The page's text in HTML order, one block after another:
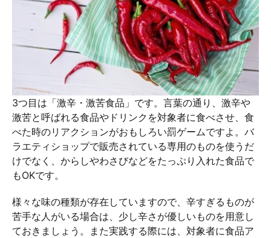
3つ目は「激辛・激苦食品」です。言葉の通り、激辛や
激苦と呼ばれる食品やドリンクを対象者に食べさせ、食
べた時のリアクションがおもしろい罰ゲームですよ。バ
ラエティショップで販売されている専用のものを使うだ
けでなく、からしやわさびなどをたっぷり入れた食品で
もOKです。
様々な味の種類が存在していますので、辛すぎるものが
苦手な人がいる場合は、少し辛さが優しいものを用意し
ておきましょう。また実践する際には、対象者に食品ア